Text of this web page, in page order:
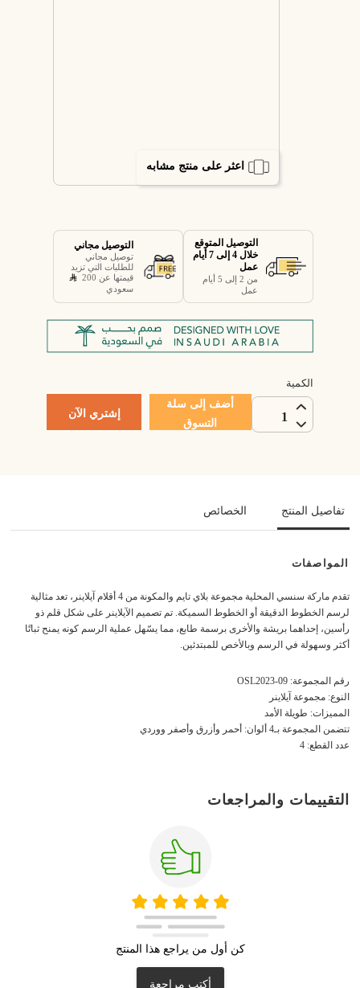
اعثر على منتج مشابه
التوصيل المتوقع
خلال 4 إلى 7 أيام
عمل
من 2 إلى 5 أيام
عمل
التوصيل مجاني
توصيل مجاني
للطلبات التي تزيد
قيمتها عن 200
سعودي
الكمية
1
أضف إلى سلة
التسوق
إشتري الآن
تفاصيل المنتج الخصائص
المواصفات
تقدم ماركة سنسي المحلية مجموعة بلاي تايم والمكونة من 4 أقلام آيلاينر، تعد مثالية
لرسم الخطوط الدقيقة أو الخطوط السميكة. تم تصميم الآيلاينر على شكل قلم ذو
رأسين، إحداهما بريشة والأخرى برسمة طابع، مما يسّهل عملية الرسم كونه يمنح ثباتًا
أكثر وسهولة في الرسم وبالأخص للمبتدئين.
رقم المجموعة: OSL2023-09
النوع: مجموعة آيلاينر
المميزات: طويلة الأمد
تتضمن المجموعة بـ4 ألوان: أحمر وأزرق وأصفر ووردي
عدد القطع: 4
التقييمات والمراجعات
كن أول من يراجع هذا المنتج
أكتب مراجعة